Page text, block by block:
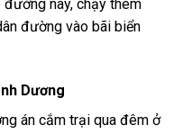
này, chạy thêm
đường vào bãi biển
Dương
án cắm trại qua đêm ở